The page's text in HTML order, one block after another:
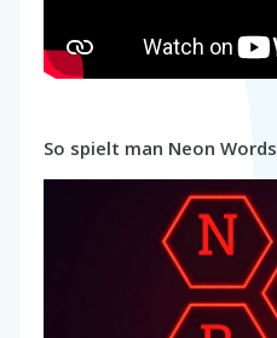
So spielt man Neon Words